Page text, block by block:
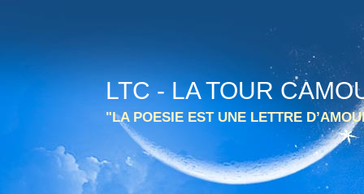
LTC - LA TOUR
"LA POESIE EST UNE LETTRE